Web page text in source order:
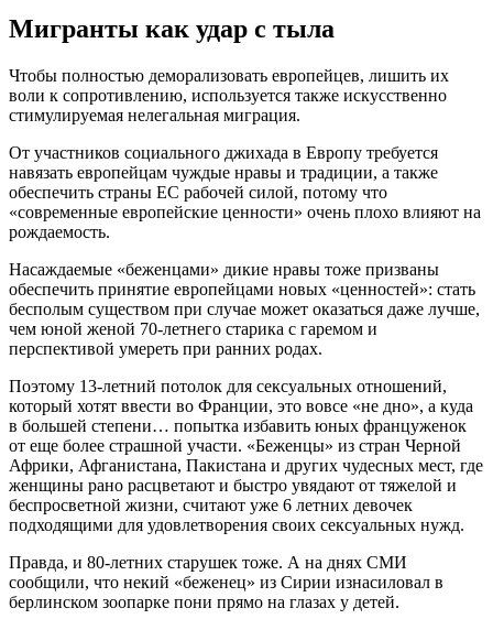
Мигранты как удар с тыла
Чтобы полностью деморализовать европейцев, лишить их
воли к сопротивлению, используется также искусственно
стимулируемая нелегальная миграция.
От участников социального джихада в Европу требуется
навязать европейцам чуждые нравы и традиции, а также
обеспечить страны ЕС рабочей силой, потому что
«современные европейские ценности» очень плохо влияют на
рождаемость.
Насаждаемые «беженцами» дикие нравы тоже призваны
обеспечить принятие европейцами новых «ценностей»: стать
бесполым существом при случае может оказаться даже лучше,
чем юной женой 70-летнего старика с гаремом и
перспективой умереть при ранних родах.
Поэтому 13-летний потолок для сексуальных отношений,
который хотят ввести во Франции, это вовсе «не дно», а куда
в большей степени… попытка избавить юных француженок
от еще более страшной участи. «Беженцы» из стран Черной
Африки, Афганистана, Пакистана и других чудесных мест, где
женщины рано расцветают и быстро увядают от тяжелой и
беспросветной жизни, считают уже 6 летних девочек
подходящими для удовлетворения своих сексуальных нужд.
Правда, и 80-летних старушек тоже. А на днях СМИ
сообщили, что некий «беженец» из Сирии изнасиловал в
берлинском зоопарке пони прямо на глазах у детей.